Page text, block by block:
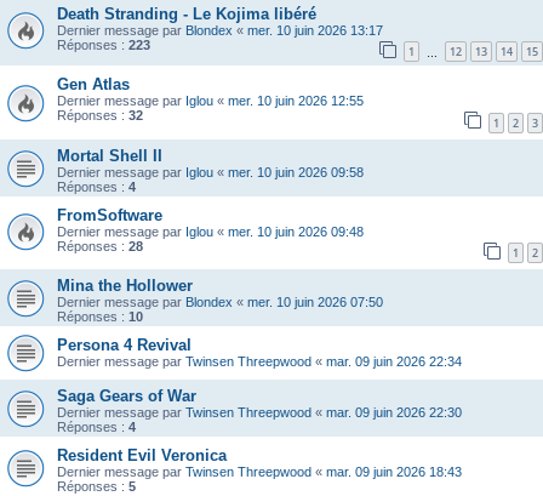
Death Stranding - Le Kojima libéré
Dernier message par Blondex « mer. 10 juin 2026 13:17
Réponses : 223 1 12 13 14 15
Gen Atlas
Dernier message par Iglou « mer. 10 juin 2026 12:55
Réponses : 32 1 2 3
Mortal Shell II
Dernier message par Iglou « mer. 10 juin 2026 09:58
Réponses : 4
FromSoftware
Dernier message par Iglou « mer. 10 juin 2026 09:48
Réponses : 28 1 2
Mina the Hollower
Dernier message par Blondex « mer. 10 juin 2026 07:50
Réponses : 10
Persona 4 Revival
Dernier message par Twinsen Threepwood « mar. 09 juin 2026 22:34
Saga Gears of War
Dernier message par Twinsen Threepwood « mar. 09 juin 2026 22:30
Réponses : 4
Resident Evil Veronica
Dernier message par Twinsen Threepwood « mar. 09 juin 2026 18:43
Réponses : 5